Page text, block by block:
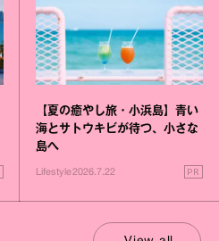
【夏の癒やし旅・小浜島】青い
海とサトウキビが待つ、小さな
島へ
Lifestyle2026.7.22 PR